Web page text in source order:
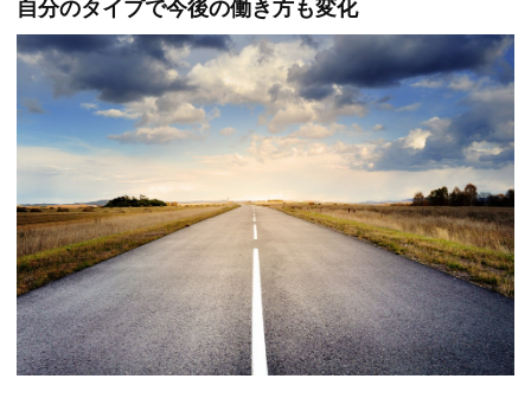
自分のタイプで今後の働き方も変化